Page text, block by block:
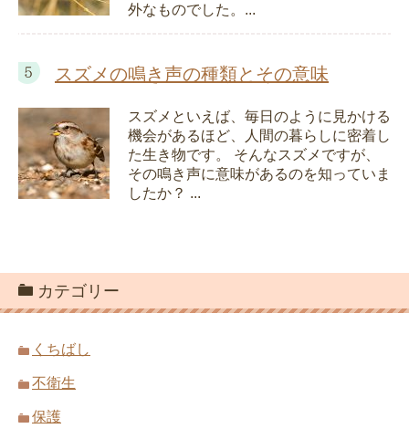
外なものでした。...
スズメの鳴き声の種類とその意味
スズメといえば、毎日のように見かける
機会があるほど、人間の暮らしに密着し
た生き物です。 そんなスズメですが、
その鳴き声に意味があるのを知っていま
したか？ ...
カテゴリー
くちばし
不衛生
保護